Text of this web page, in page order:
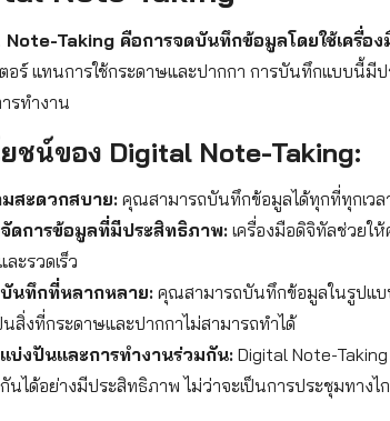
Taking คือการจดบันทึกข้อมูลโดยใช้เครื่อ
อร์ แทนการใช้กระดาษและปากกา การบันทึกแบบนี้
รทำงาน
ชน์ของ Digital Note-Taking:
สะดวกสบาย:คุณสามารถบันทึกข้อมูลได้ทุกที่ทุกเวล
ดการข้อมูลที่มีประสิทธิภาพ:เครื่องมือดิจิทัลช่วยใ
ละรวดเร็ว
นทึกที่หลากหลาย:คุณสามารถบันทึกข้อมูลในรูปแบ
นสิ่งที่กระดาษและปากกาไม่สามารถทำได้
บ่งปันและการทำงานร่วมกัน:Digital Note-
นได้อย่างมีประสิทธิภาพ ไม่ว่าจะเป็นการประชุมทาง